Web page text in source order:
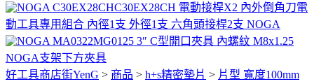
C30EX28CH 電動接桿X2 內外倒角刀電
動工具專用組合 內徑1支 外徑1支 六角頭接桿2支 NOGA
MG0125 3″ C型開口夾具 內螺紋 M8x1.25
NOGA支架下方夾具
好工具商店街YenG > 商品 > h+s精密墊片 > 片型 寬度100mm